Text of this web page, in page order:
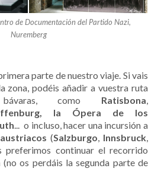
de Documentación del Partido Nazi,
Nuremberg
parte de nuestro viaje. Si vais
zona, podéis añadir a vuestra ruta
como Ratisbona
la Ópera de los
... o incluso, hacer una incursión a
(Salzburgo Innsbruck
preferimos continuar el recorrido
(no os perdáis la segunda parte de